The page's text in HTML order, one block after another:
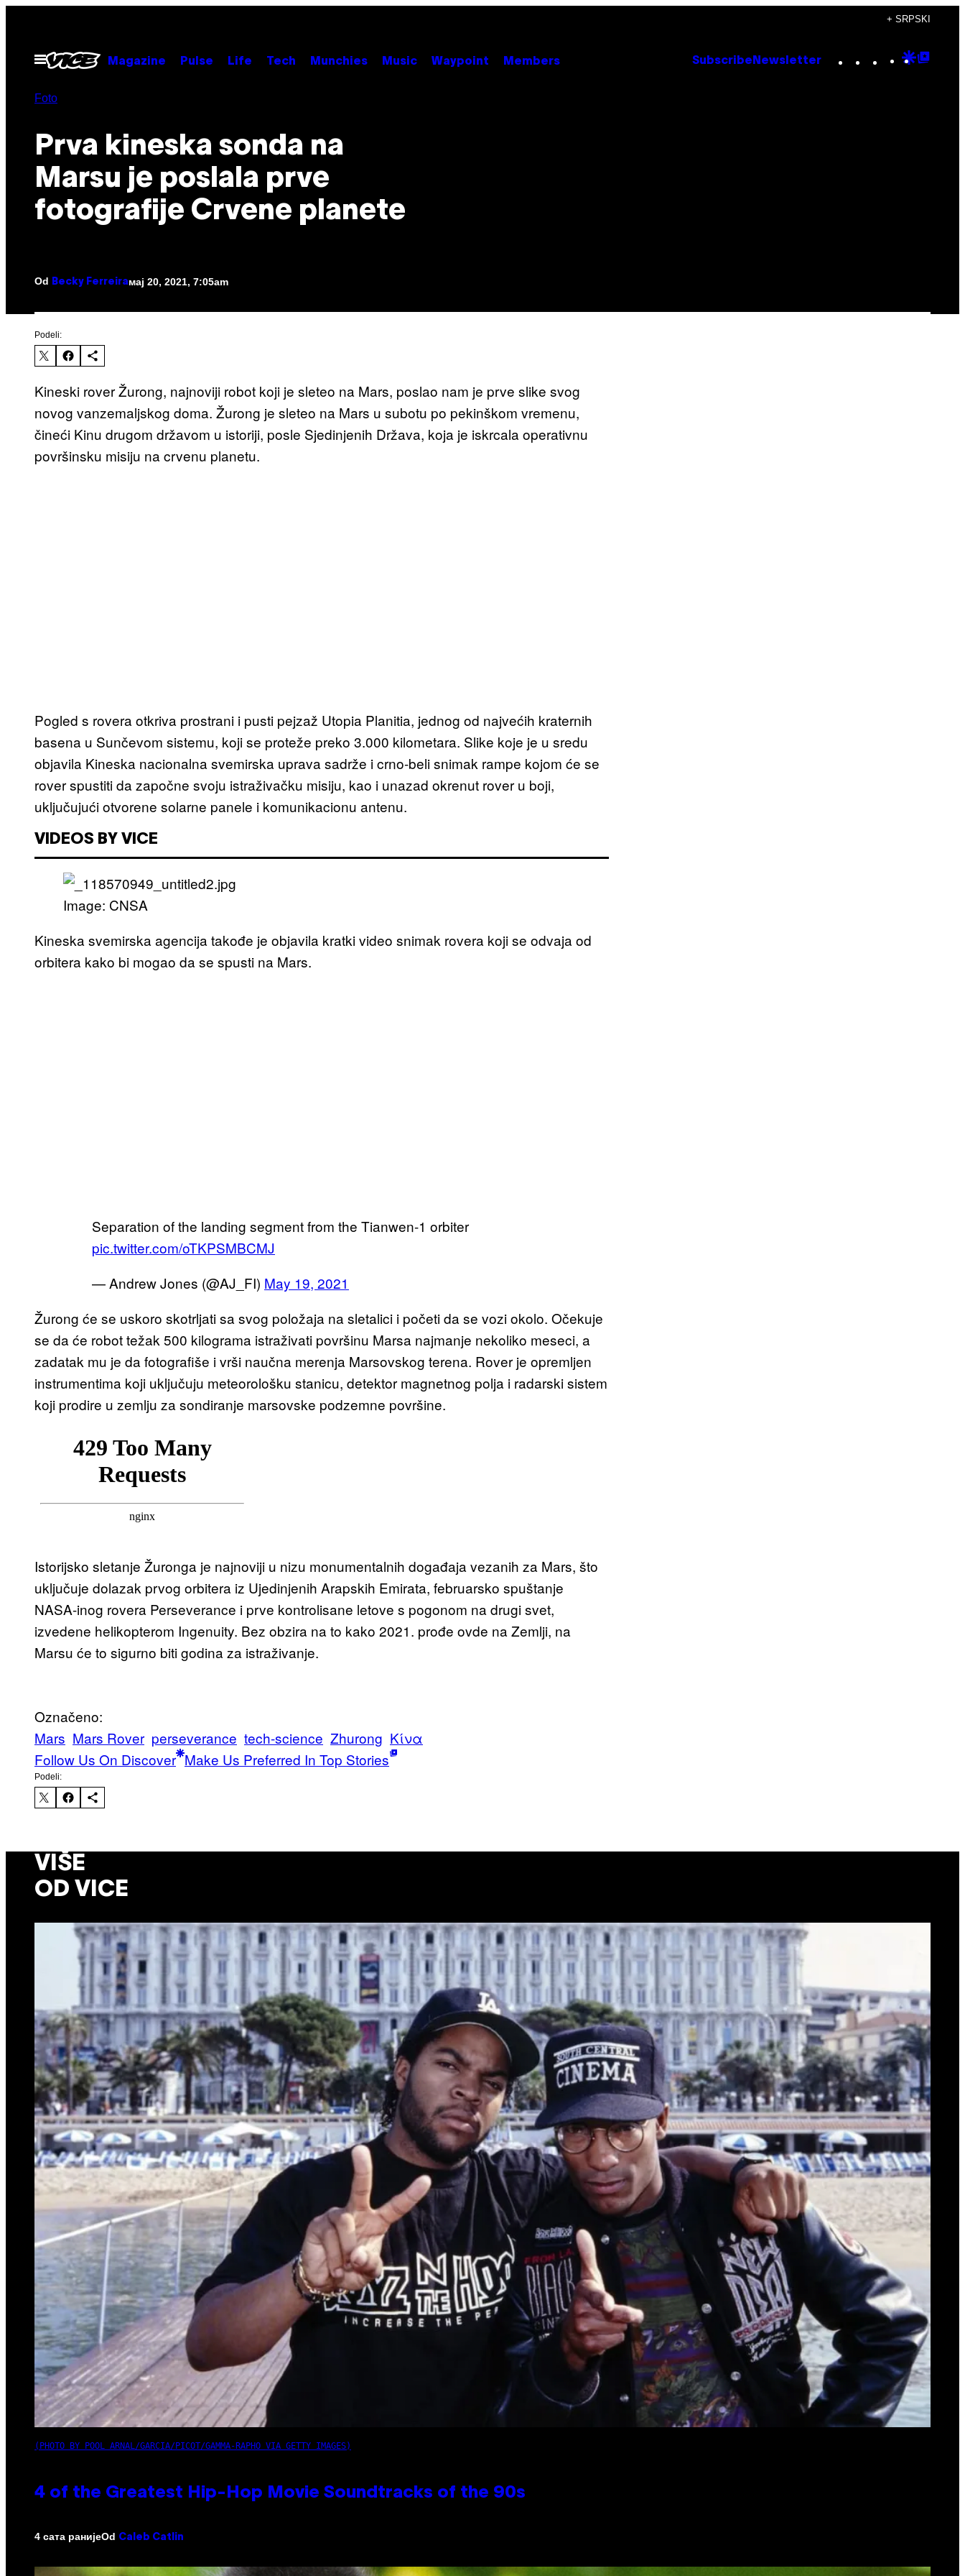
садржај
+ SRPSKI
Otvori
Meni
Magazine Pulse Life Tech Munchies Music Waypoint Members Subscribe Newsletter Instagram
TikTok
YouTube
Google
Foto
Prva kineska sonda na
Marsu je poslala prve
fotografije Crvene planete
Od Becky Ferreiraмај 20, 2021, 7:05am
Podeli:
Kineski rover Žurong, najnoviji robot koji je sleteo na Mars, poslao nam je prve slike svog
novog vanzemaljskog doma. Žurong je sleteo na Mars u subotu po pekinškom vremenu,
čineći Kinu drugom državom u istoriji, posle Sjedinjenih Država, koja je iskrcala operativnu
površinsku misiju na crvenu planetu.
Pogled s rovera otkriva prostrani i pusti pejzaž Utopia Planitia, jednog od najvećih kraternih
basena u Sunčevom sistemu, koji se proteže preko 3.000 kilometara. Slike koje je u sredu
objavila Kineska nacionalna svemirska uprava sadrže i crno-beli snimak rampe kojom će se
rover spustiti da započne svoju istraživačku misiju, kao i unazad okrenut rover u boji,
uključujući otvorene solarne panele i komunikacionu antenu.
VIDEOS BY VICE
Image: CNSA
Kineska svemirska agencija takođe je objavila kratki video snimak rovera koji se odvaja od
orbitera kako bi mogao da se spusti na Mars.
Separation of the landing segment from the Tianwen-1 orbiter
pic.twitter.com/oTKPSMBCMJ
— Andrew Jones (@AJ_FI) May 19, 2021
Žurong će se uskoro skotrljati sa svog položaja na sletalici i početi da se vozi okolo. Očekuje
se da će robot težak 500 kilograma istraživati površinu Marsa najmanje nekoliko meseci, a
zadatak mu je da fotografiše i vrši naučna merenja Marsovskog terena. Rover je opremljen
instrumentima koji uključuju meteorološku stanicu, detektor magnetnog polja i radarski sistem
koji prodire u zemlju za sondiranje marsovske podzemne površine.
Istorijsko sletanje Žuronga je najnoviji u nizu monumentalnih događaja vezanih za Mars, što
uključuje dolazak prvog orbitera iz Ujedinjenih Arapskih Emirata, februarsko spuštanje
NASA-inog rovera Perseverance i prve kontrolisane letove s pogonom na drugi svet,
izvedene helikopterom Ingenuity. Bez obzira na to kako 2021. prođe ovde na Zemlji, na
Marsu će to sigurno biti godina za istraživanje.
Označeno:
Mars Mars Rover perseverance tech-science Zhurong Κίνα
Follow Us On Discover Make Us Preferred In Top Stories
Podeli:
VIŠE
OD VICE
(PHOTO BY POOL ARNAL/GARCIA/PICOT/GAMMA-RAPHO VIA GETTY IMAGES)
4 of the Greatest Hip-Hop Movie Soundtracks of the 90s
4 сата ранијеOd Caleb Catlin